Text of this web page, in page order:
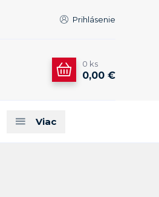
Prihlásenie
0 ks
0,00 €
Viac